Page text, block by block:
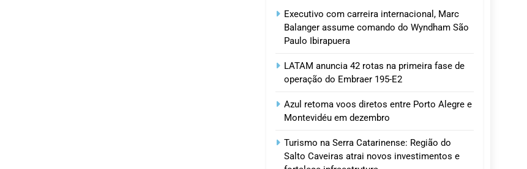
Executivo com carreira internacional, Marc
Balanger assume comando do Wyndham São
Paulo Ibirapuera
LATAM anuncia 42 rotas na primeira fase de
operação do Embraer 195-E2
Azul retoma voos diretos entre Porto Alegre e
Montevidéu em dezembro
Turismo na Serra Catarinense: Região do
Salto Caveiras atrai novos investimentos e